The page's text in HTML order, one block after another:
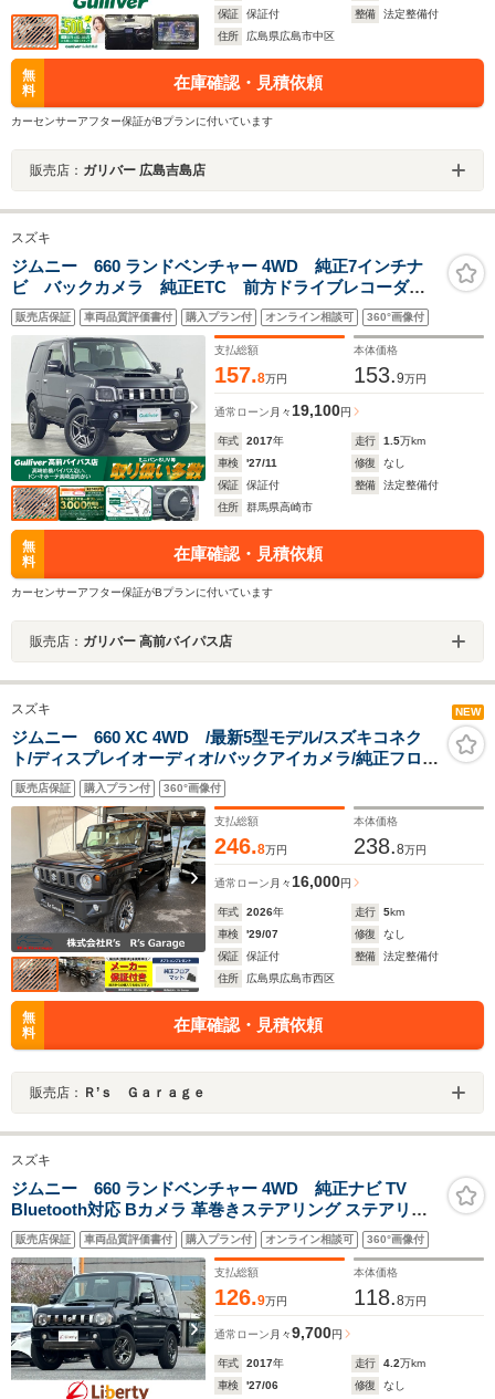
保証
保証付 整備
法定整備付
住所
広島県広島市中区
無
料
在庫確認・見積依頼
カーセンサーアフター保証がBプランに付いています
販売店： ガリバー 広島吉島店
スズキ
ジムニー 660 ランドベンチャー 4WD 純正7インチナ
ビ バックカメラ 純正ETC 前方ドライブレコーダ
ー 運転席シートヒーター ハーフレザーシート フォ
グランプ ハロゲンヘッドライト 純正アルミホイー
ル 横滑り防止装置 禁煙車
販売店保証 車両品質評価書付 購入プラン付 オンライン相談可 360°画像付
支払総額
157.8万円
本体価格
153.9万円
通常ローン 月々 19,100円
年式 2017年 走行 1.5万km
車検
'27/11 修復
なし
保証
保証付 整備
法定整備付
住所
群馬県高崎市
無
料
在庫確認・見積依頼
カーセンサーアフター保証がBプランに付いています
販売店： ガリバー 高前バイパス店
スズキ NEW
ジムニー 660 XC 4WD /最新5型モデル/スズキコネク
ト/ディスプレイオーディオ/バックアイカメラ/純正フロア
マット/LEDヘッドライト/純正アルミホイール
販売店保証 購入プラン付 360°画像付
支払総額
246.8万円
本体価格
238.8万円
通常ローン 月々 16,000円
年式 2026年 走行 5km
車検
'29/07 修復
なし
保証
保証付 整備
法定整備付
住所
広島県広島市西区
無
料
在庫確認・見積依頼
販売店： Ｒ’ｓ Ｇａｒａｇｅ
スズキ
ジムニー 660 ランドベンチャー 4WD 純正ナビ TV
Bluetooth対応 Bカメラ 革巻きステアリング ステアリン
グスイッチ 電動格納ミラー ヘッドライトレベライザー フ
ォグライト 純正アルミホイール
販売店保証 車両品質評価書付 購入プラン付 オンライン相談可 360°画像付
支払総額
126.9万円
本体価格
118.8万円
通常ローン 月々9,700円
年式 2017年 走行 4.2万km
車検
'27/06 修復
なし